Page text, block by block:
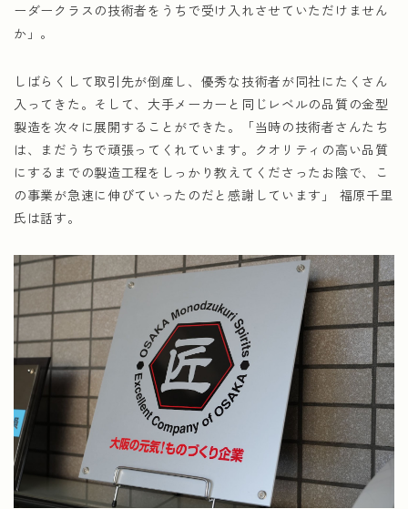
ーダークラスの技術者をうちで受け入れさせていただけません
か」。
しばらくして取引先が倒産し、優秀な技術者が同社にたくさん
入ってきた。そして、大手メーカーと同じレベルの品質の金型
製造を次々に展開することができた。「当時の技術者さんたち
は、まだうちで頑張ってくれています。クオリティの高い品質
にするまでの製造工程をしっかり教えてくださったお陰で、こ
の事業が急速に伸びていったのだと感謝しています」 福原千里
氏は話す。